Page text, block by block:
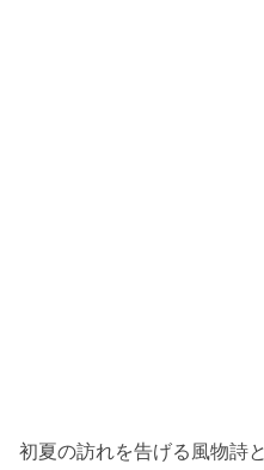
初夏の訪れを告げる風物詩